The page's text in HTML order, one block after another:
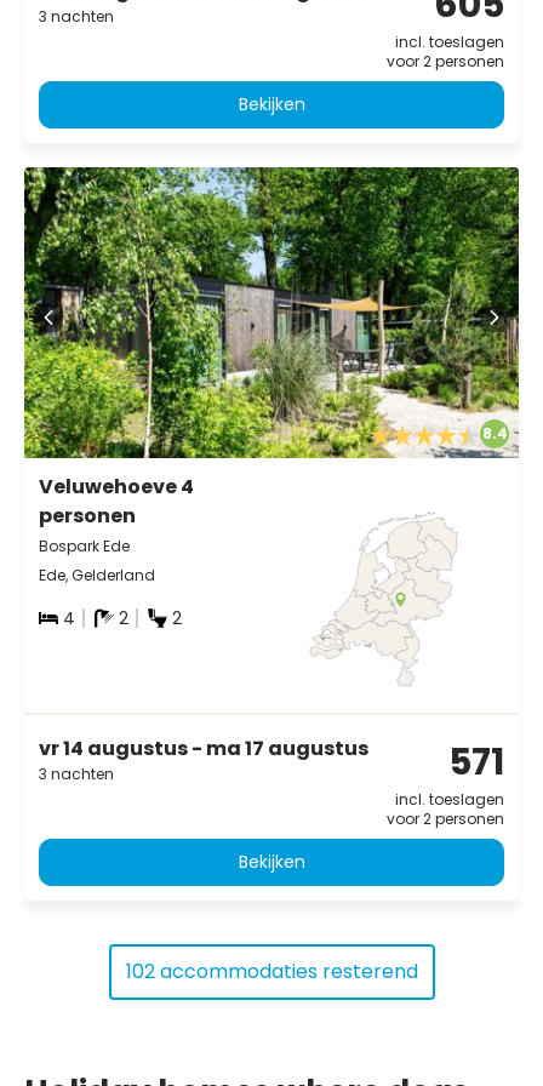
3 nachten
incl. toeslagen
voor 2 personen
Bekijken
8.4
Veluwehoeve 4
personen
Bospark Ede
Ede, Gelderland
4 2 2
vr 14 augustus - ma 17 augustus
3 nachten 571
incl. toeslagen
voor 2 personen
Bekijken
102 accommodaties resterend